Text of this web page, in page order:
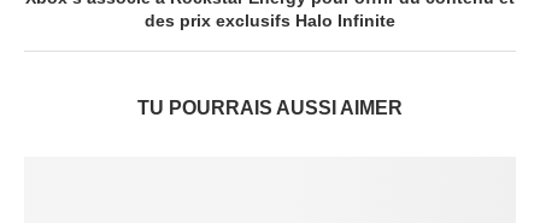
des prix exclusifs Halo Infinite
TU POURRAIS AUSSI AIMER